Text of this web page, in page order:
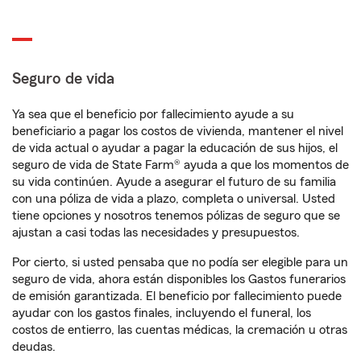
Seguro de vida
Ya sea que el beneficio por fallecimiento ayude a su
beneficiario a pagar los costos de vivienda, mantener el nivel
de vida actual o ayudar a pagar la educación de sus hijos, el
seguro de vida de State Farm® ayuda a que los momentos de
su vida continúen. Ayude a asegurar el futuro de su familia
con una póliza de vida a plazo, completa o universal. Usted
tiene opciones y nosotros tenemos pólizas de seguro que se
ajustan a casi todas las necesidades y presupuestos.
Por cierto, si usted pensaba que no podía ser elegible para un
seguro de vida, ahora están disponibles los Gastos funerarios
de emisión garantizada. El beneficio por fallecimiento puede
ayudar con los gastos finales, incluyendo el funeral, los
costos de entierro, las cuentas médicas, la cremación u otras
deudas.